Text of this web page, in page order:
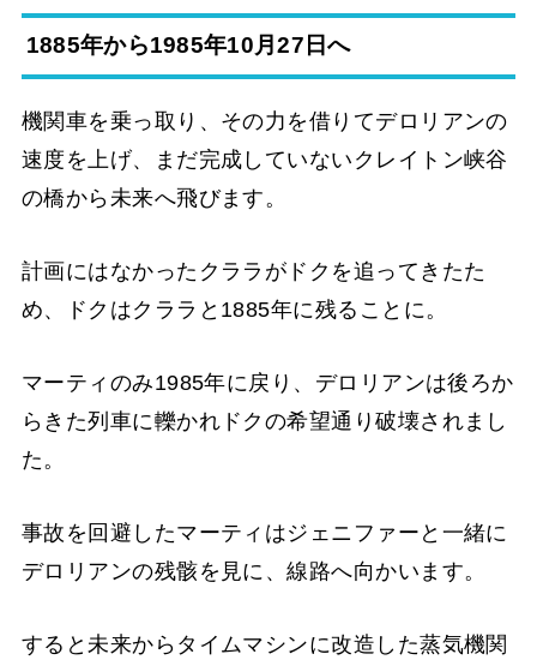
1885年から1985年10月27日へ
機関車を乗っ取り、その力を借りてデロリアンの
速度を上げ、まだ完成していないクレイトン峡谷
の橋から未来へ飛びます。
計画にはなかったクララがドクを追ってきたた
め、ドクはクララと1885年に残ることに。
マーティのみ1985年に戻り、デロリアンは後ろか
らきた列車に轢かれドクの希望通り破壊されまし
た。
事故を回避したマーティはジェニファーと一緒に
デロリアンの残骸を見に、線路へ向かいます。
すると未来からタイムマシンに改造した蒸気機関